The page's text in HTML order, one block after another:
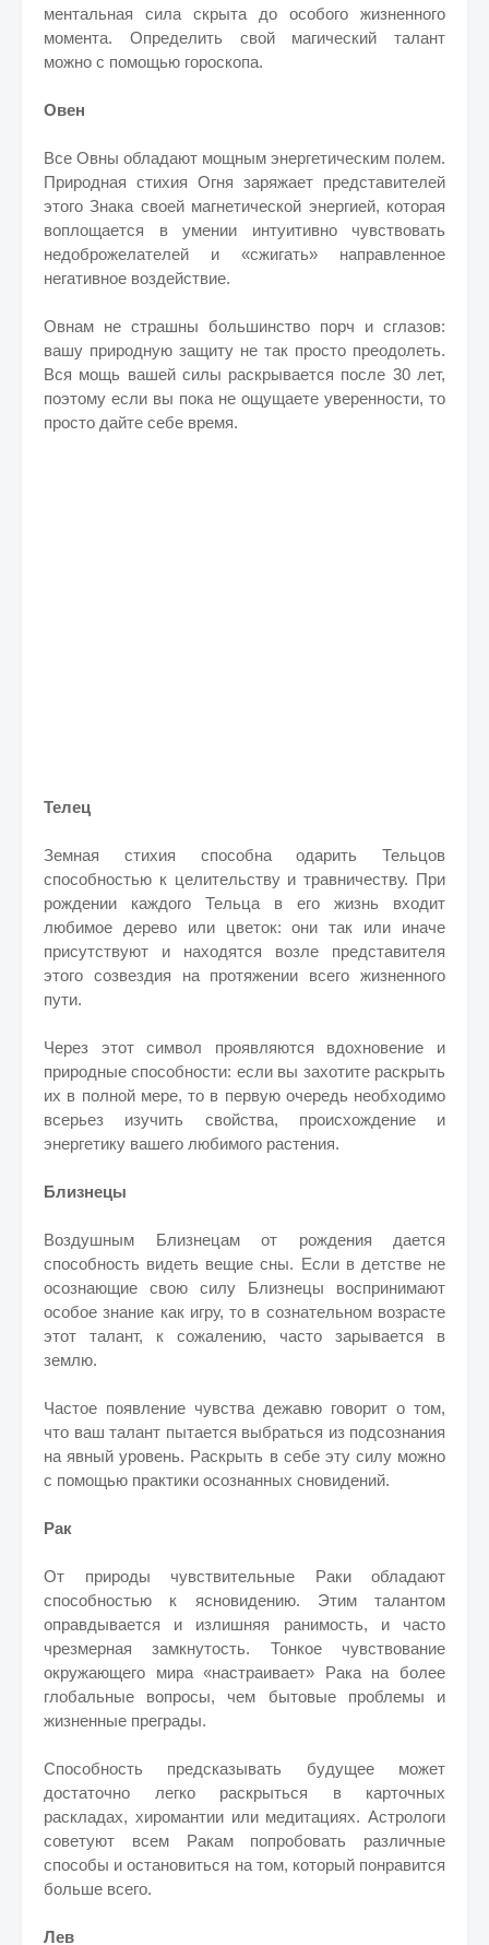
ментальная сила скрыта до особого жизненного
момента. Определить свой магический талант
можно с помощью гороскопа.
Овен
Все Овны обладают мощным энергетическим полем.
Природная стихия Огня заряжает представителей
этого Знака своей магнетической энергией, которая
воплощается в умении интуитивно чувствовать
недоброжелателей и «сжигать» направленное
негативное воздействие.
Овнам не страшны большинство порч и сглазов:
вашу природную защиту не так просто преодолеть.
Вся мощь вашей силы раскрывается после 30 лет,
поэтому если вы пока не ощущаете уверенности, то
просто дайте себе время.
Телец
Земная стихия способна одарить Тельцов
способностью к целительству и травничеству. При
рождении каждого Тельца в его жизнь входит
любимое дерево или цветок: они так или иначе
присутствуют и находятся возле представителя
этого созвездия на протяжении всего жизненного
пути.
Через этот символ проявляются вдохновение и
природные способности: если вы захотите раскрыть
их в полной мере, то в первую очередь необходимо
всерьез изучить свойства, происхождение и
энергетику вашего любимого растения.
Близнецы
Воздушным Близнецам от рождения дается
способность видеть вещие сны. Если в детстве не
осознающие свою силу Близнецы воспринимают
особое знание как игру, то в сознательном возрасте
этот талант, к сожалению, часто зарывается в
землю.
Частое появление чувства дежавю говорит о том,
что ваш талант пытается выбраться из подсознания
на явный уровень. Раскрыть в себе эту силу можно
с помощью практики осознанных сновидений.
Рак
От природы чувствительные Раки обладают
способностью к ясновидению. Этим талантом
оправдывается и излишняя ранимость, и часто
чрезмерная замкнутость. Тонкое чувствование
окружающего мира «настраивает» Рака на более
глобальные вопросы, чем бытовые проблемы и
жизненные преграды.
Способность предсказывать будущее может
достаточно легко раскрыться в карточных
раскладах, хиромантии или медитациях. Астрологи
советуют всем Ракам попробовать различные
способы и остановиться на том, который понравится
больше всего.
Лев